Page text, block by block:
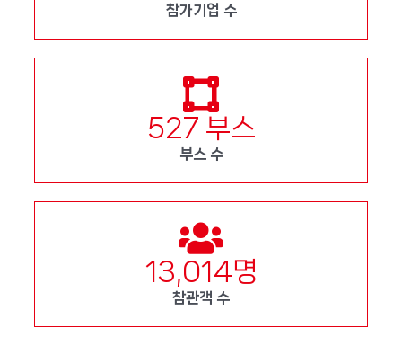
참가기업 수
527 부스
부스 수
13,014명
참관객 수